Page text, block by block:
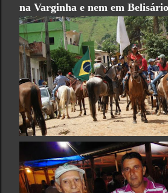
na Varginha e nem em Belisário